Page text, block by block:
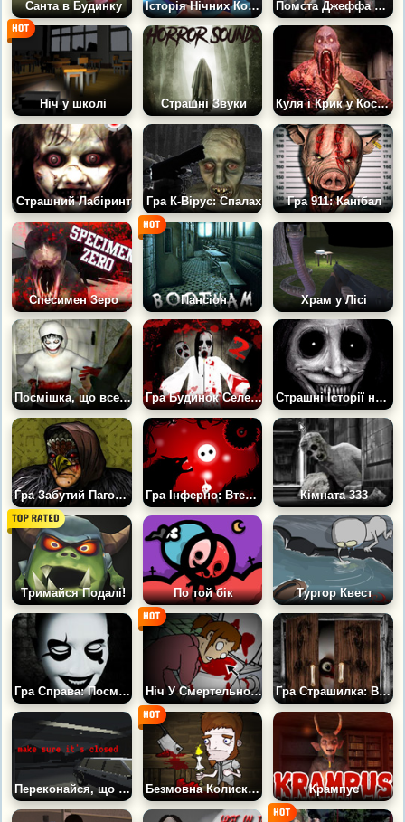
Санта в Будинку Історія Нічних Кошмарів Помста Джеффа Вбивці
Ніч у школі Страшні Звуки Куля і Крик у Космосі
Страшний Лабіринт Гра К-Вірус: Спалах Гра 911: Канібал
Спесимен Зеро Пансіон Храм у Лісі
Посмішка, що вселяє жах Гра Будинок Селестини: Частина 2 Страшні Історії на Ніч
Гра Забутий Пагорб Розчарування: Флора і Фауна Гра Інферно: Втеча з Пекла Кімната 333
Тримайся Подалі! По той бік Тургор Квест
Гра Справа: Посмішка Ніч У Смертельному Будинку Гра Страшилка: Вікно
Переконайся, що він закритий Безмовна Колискова Крампус